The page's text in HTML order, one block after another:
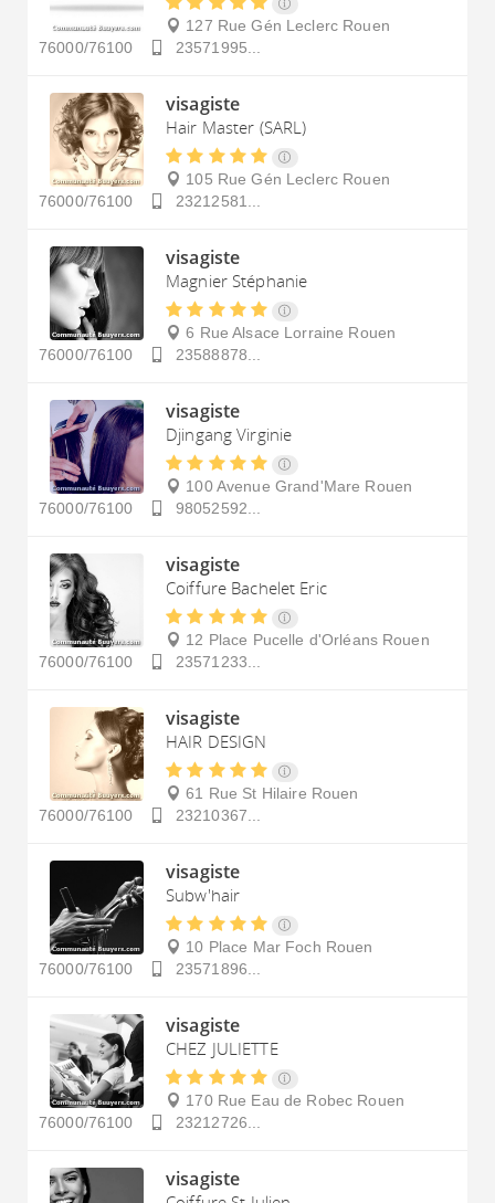
127 Rue Gén Leclerc Rouen
76000/76100
23571995...
visagiste
Hair Master (SARL)
105 Rue Gén Leclerc Rouen
76000/76100
23212581...
visagiste
Magnier Stéphanie
6 Rue Alsace Lorraine Rouen
76000/76100
23588878...
visagiste
Djingang Virginie
100 Avenue Grand'Mare Rouen
76000/76100
98052592...
visagiste
Coiffure Bachelet Eric
12 Place Pucelle d'Orléans Rouen
76000/76100
23571233...
visagiste
HAIR DESIGN
61 Rue St Hilaire Rouen
76000/76100
23210367...
visagiste
Subw'hair
10 Place Mar Foch Rouen
76000/76100
23571896...
visagiste
CHEZ JULIETTE
170 Rue Eau de Robec Rouen
76000/76100
23212726...
visagiste